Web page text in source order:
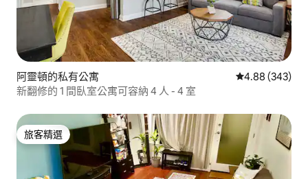
阿靈頓的私有公寓 從 343 則評價
4.88 (343)
新翻修的 1 間臥室公寓可容納 4 人 - 4 室
旅客精選
旅客精選